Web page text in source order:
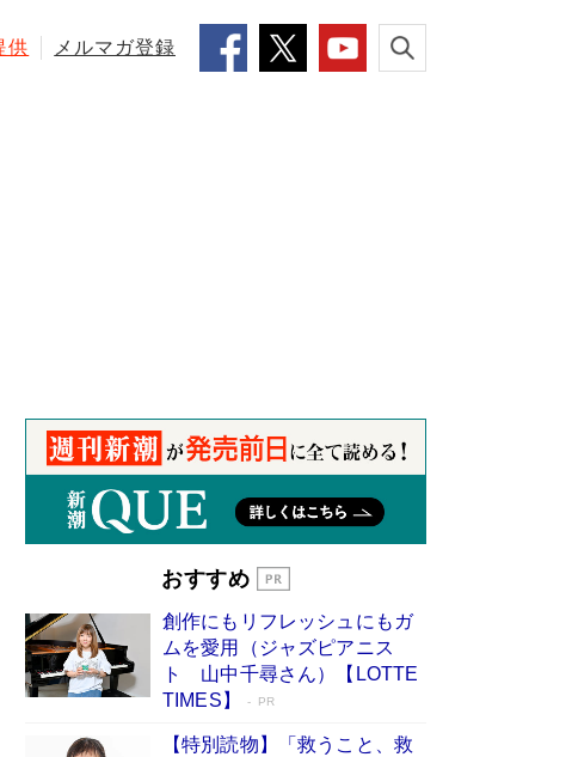
供 メルマガ登録
おすすめ
創作にもリフレッシュにもガ
ムを愛用（ジャズピアニス
ト 山中千尋さん）【LOTTE
TIMES】
PR
【特別読物】「救うこと、救